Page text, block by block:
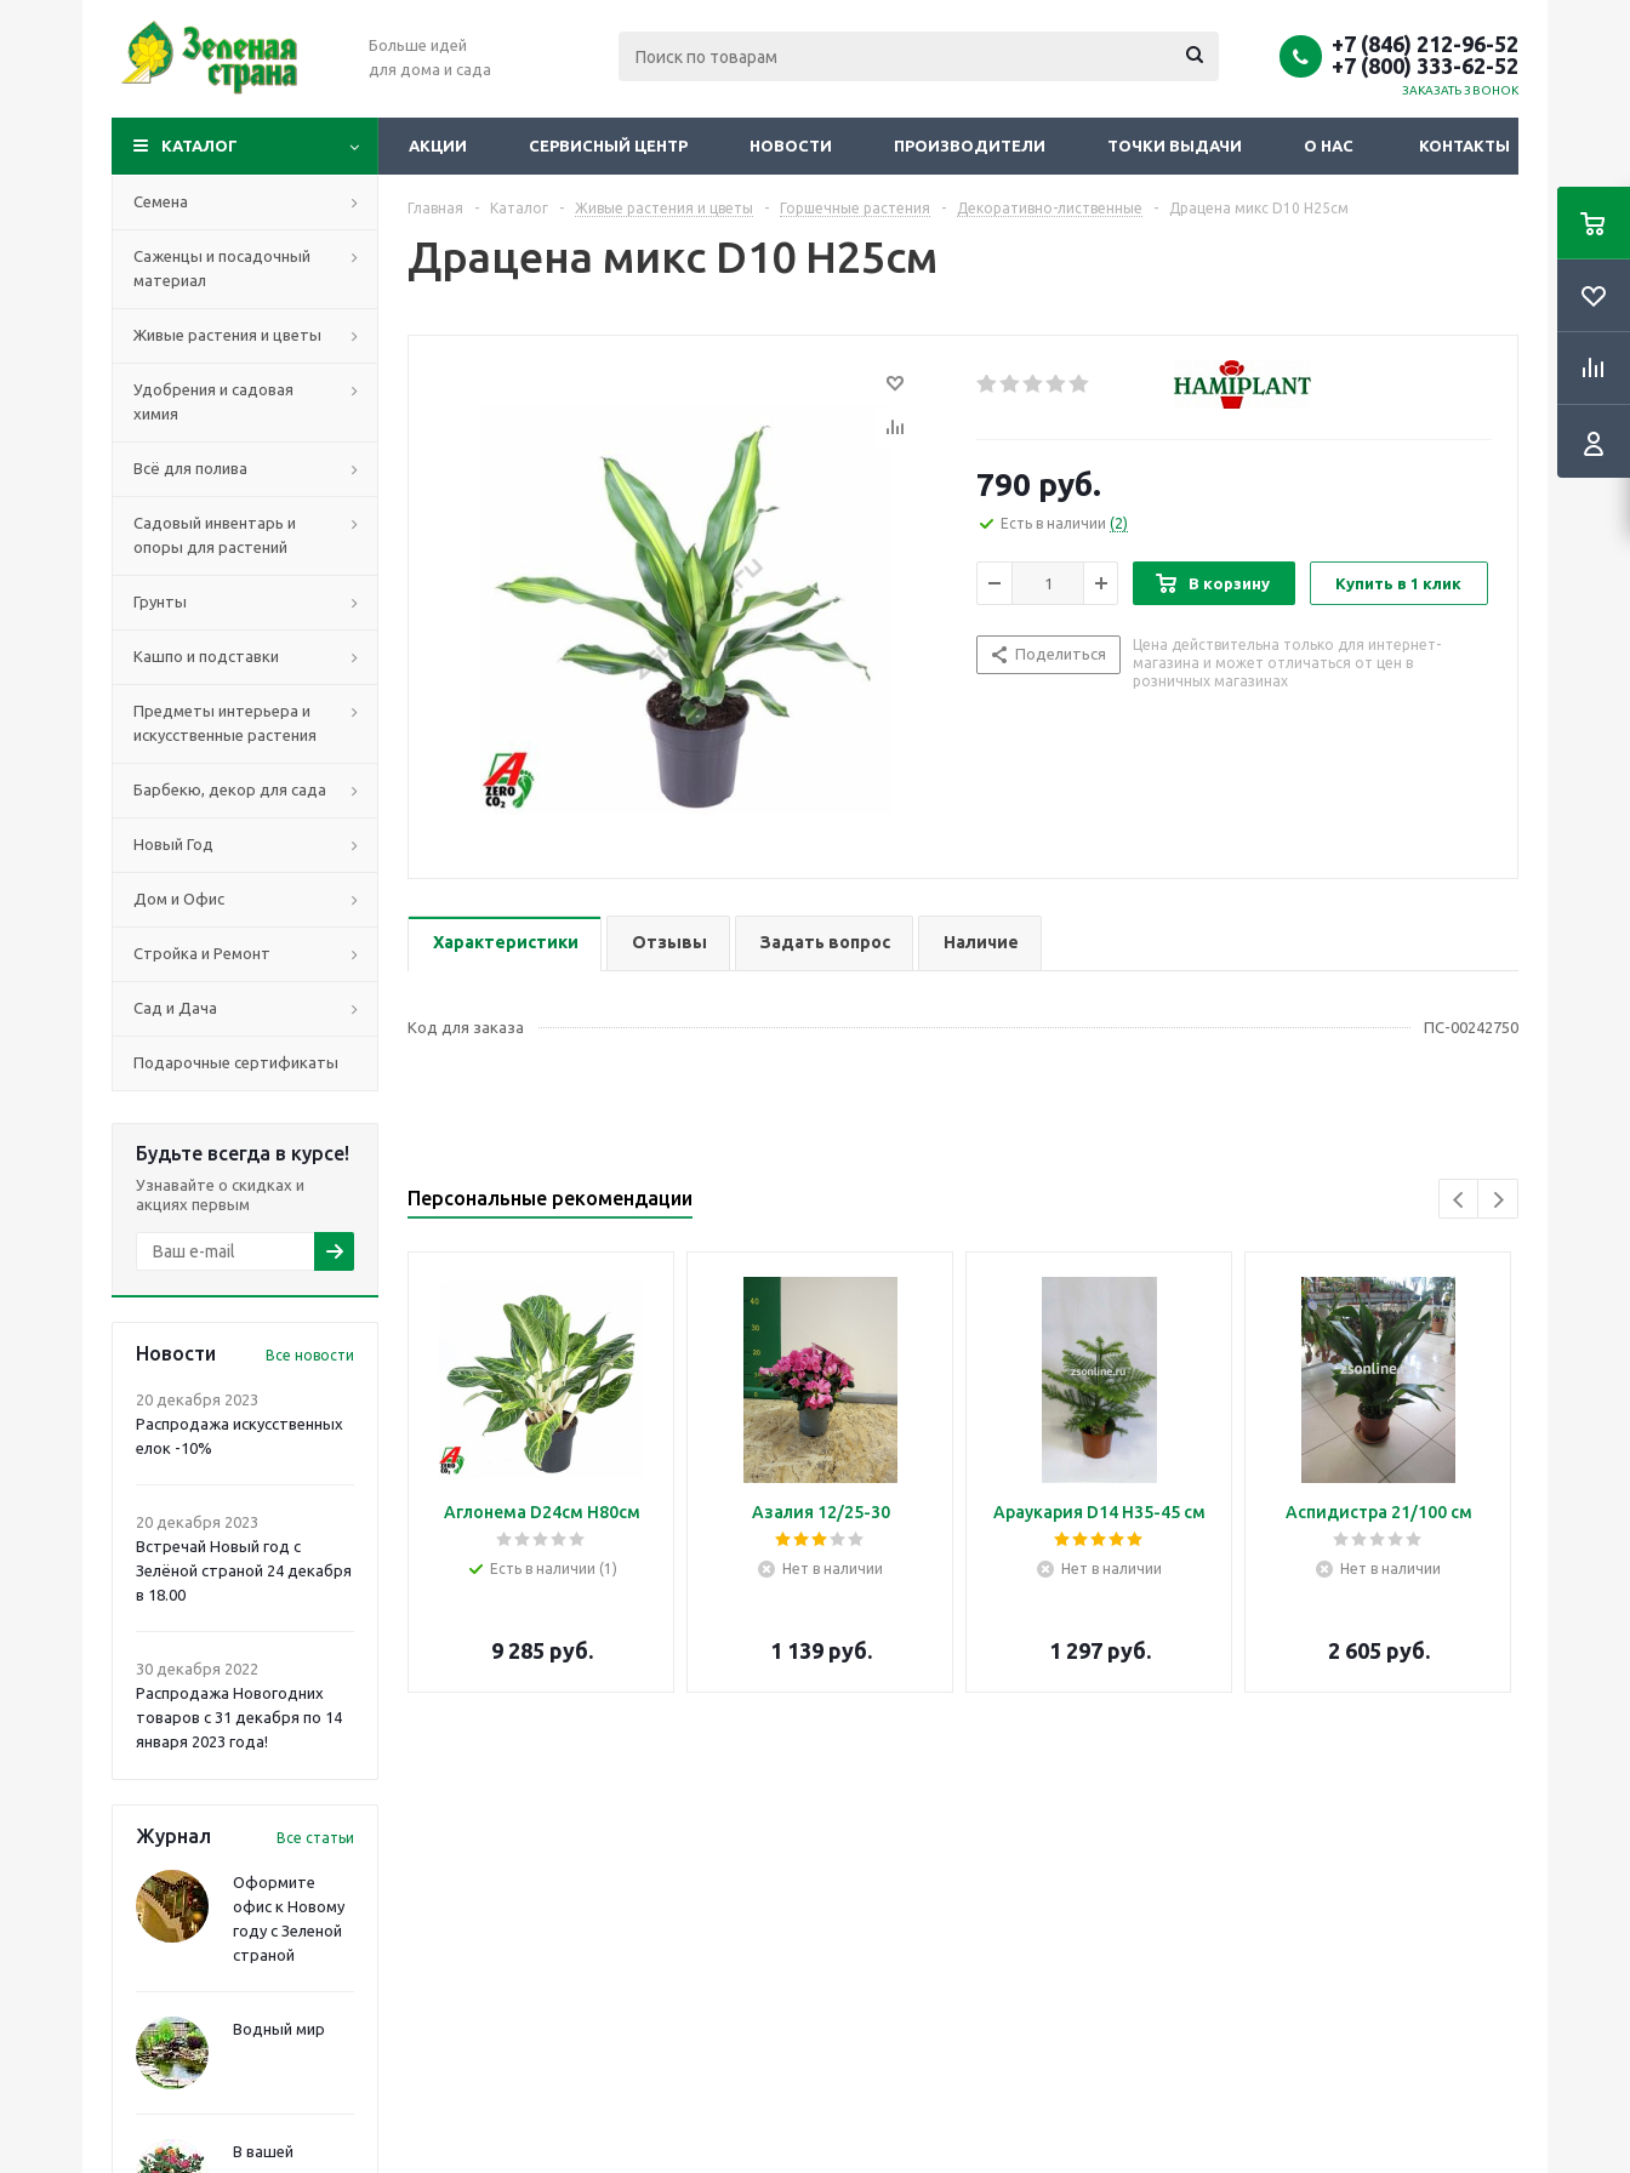
Больше идей
для дома и сада
+7 (846) 212-96-52
+7 (800) 333-62-52
ЗАКАЗАТЬ ЗВОНОК
КАТАЛОГ АКЦИИ СЕРВИСНЫЙ ЦЕНТР НОВОСТИ ПРОИЗВОДИТЕЛИ ТОЧКИ ВЫДАЧИ О НАС КОНТАКТЫ
Семена
Саженцы и посадочный
материал
Живые растения и цветы
Удобрения и садовая
химия
Всё для полива
Садовый инвентарь и
опоры для растений
Грунты
Кашпо и подставки
Предметы интерьера и
искусственные растения
Барбекю, декор для сада
Новый Год
Дом и Офис
Стройка и Ремонт
Сад и Дача
Подарочные сертификаты
Будьте всегда в курсе!
Узнавайте о скидках и
акциях первым
Новости Все новости
20 декабря 2023
Распродажа искусственных
елок -10%
20 декабря 2023
Встречай Новый год с
Зелёной страной 24 декабря
в 18.00
30 декабря 2022
Распродажа Новогодних
товаров с 31 декабря по 14
января 2023 года!
Журнал Все статьи
Оформите
офис к Новому
году с Зеленой
страной
Водный мир
В вашей
Главная - Каталог - Живые растения и цветы - Горшечные растения - Декоративно-лиственные - Драцена микс D10 H25см
Драцена микс D10 H25см
790 руб.
Есть в наличии (2)
В корзину Купить в 1 клик
Поделиться
Цена действительна только для интернет-
магазина и может отличаться от цен в
розничных магазинах
Характеристики Отзывы Задать вопрос Наличие
Код для заказа ПС-00242750
Персональные рекомендации
Аглонема D24см H80см
Есть в наличии (1)
9 285 руб.
Азалия 12/25-30
Нет в наличии
1 139руб.
Араукария D14 H35-45 см
Нет в наличии
1 297руб.
Аспидистра 21/100 см
Нет в наличии
2 605 руб.